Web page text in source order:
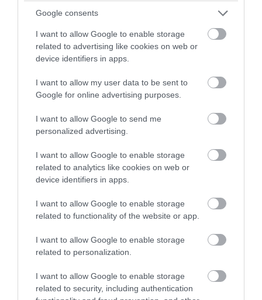
Google consents
I want to allow Google to enable storage
related to advertising like cookies on web or
device identifiers in apps.
I want to allow my user data to be sent to
Google for online advertising purposes.
I want to allow Google to send me
personalized advertising.
I want to allow Google to enable storage
related to analytics like cookies on web or
device identifiers in apps.
I want to allow Google to enable storage
related to functionality of the website or app.
I want to allow Google to enable storage
related to personalization.
I want to allow Google to enable storage
related to security, including authentication
Romantika, kaland, fantasy, akció: számos
alkotót ihletett már meg Skócia szépsége,
és ábrázolta úgy a vidéket a mozivásznon,
hogy azonnal kedvet kapjunk annak
felfedezésére. Ezek közül ajánlunk most
2022. OKTÓBER 14. ● HAMU ÉS GYÉMÁNT
5 film, aminek hatására
azonnal indulni akarsz
HAMU ÉS GYÉMÁNT